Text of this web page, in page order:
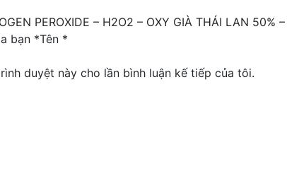
PEROXIDE – H2O2 – OXY GIÀ THÁI LAN
bạn *Tên *
duyệt này cho lần bình luận kế tiếp của tôi.